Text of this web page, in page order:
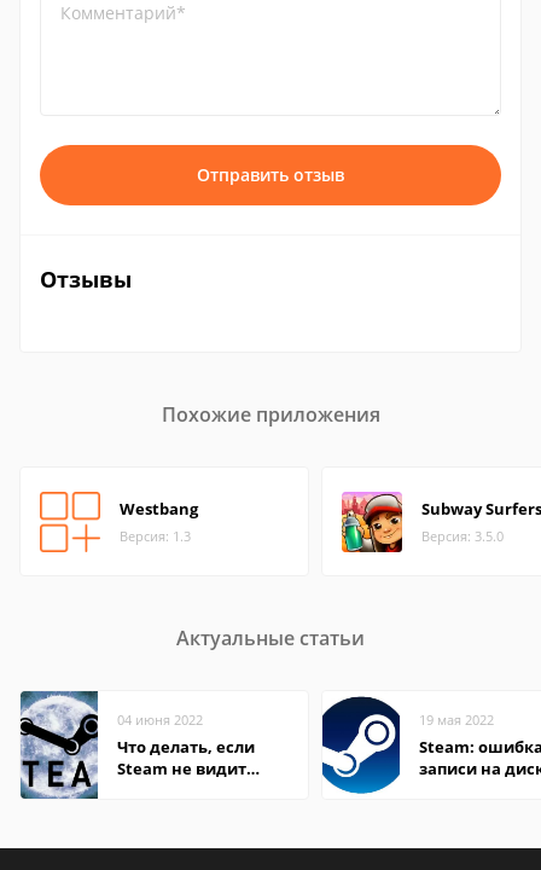
Комментарий*
Отправить отзыв
Отзывы
Похожие приложения
Westbang
Версия: 1.3
Subway Surfers
Версия: 3.5.0
Актуальные статьи
04 июня 2022
Что делать, если
Steam не видит
19 мая 2022
Steam:
записи на